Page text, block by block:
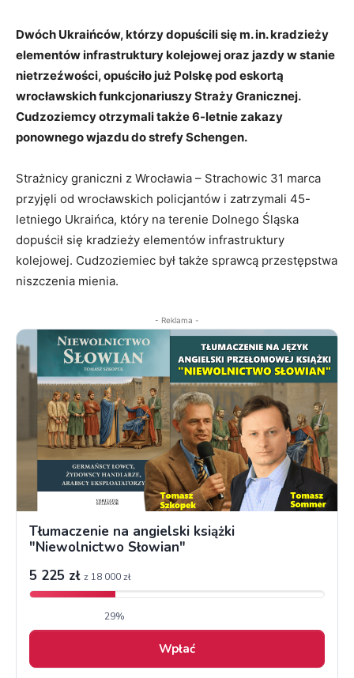
Dwóch Ukraińców, którzy dopuścili się m. in. kradzieży
elementów infrastruktury kolejowej oraz jazdy w stanie
nietrzeźwości, opuściło już Polskę pod eskortą
wrocławskich funkcjonariuszy Straży Granicznej.
Cudzoziemcy otrzymali także 6-letnie zakazy
ponownego wjazdu do strefy Schengen.
Strażnicy graniczni z Wrocławia – Strachowic 31 marca
przyjęli od wrocławskich policjantów i zatrzymali 45-
letniego Ukraińca, który na terenie Dolnego Śląska
dopuścił się kradzieży elementów infrastruktury
kolejowej. Cudzoziemiec był także sprawcą przestępstwa
niszczenia mienia.
- Reklama -